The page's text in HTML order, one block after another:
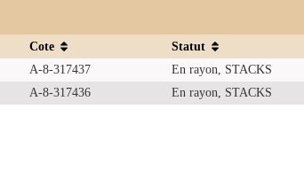
Cote
Statut
A-8-317437
En rayon, STACKS
A-8-317436 En rayon, STACKS